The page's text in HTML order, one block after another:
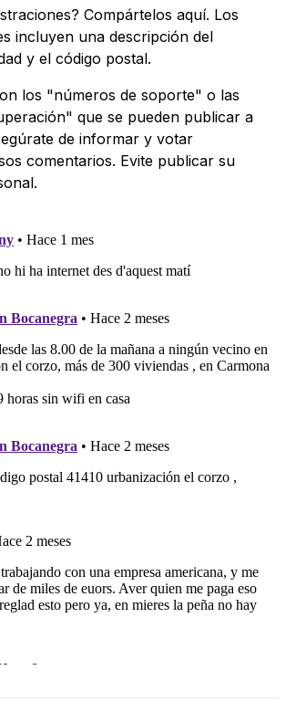
Compártelos aquí. Los
incluyen una descripción del
y el código postal.
los "números de soporte" o las
que se pueden publicar a
de informar y votar
comentarios. Evite publicar su